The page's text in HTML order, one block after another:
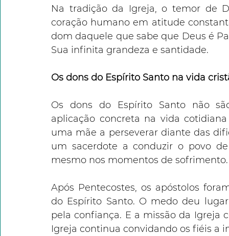
Na tradição da Igreja, o temor de
coração humano em atitude
dom daquele que sabe que Deus é
Sua infinita grandeza e santidade.
Os dons do Espírito Santo na vida
Os dons do Espírito Santo não
aplicação concreta na vida
uma mãe a perseverar diante das
um sacerdote a conduzir o povo
mesmo nos momentos de sofrimento.
Após Pentecostes, os apóstolos
do Espírito Santo. O medo deu
pela confiança. E a missão da Igreja
Igreja continua convidando os fiéis a